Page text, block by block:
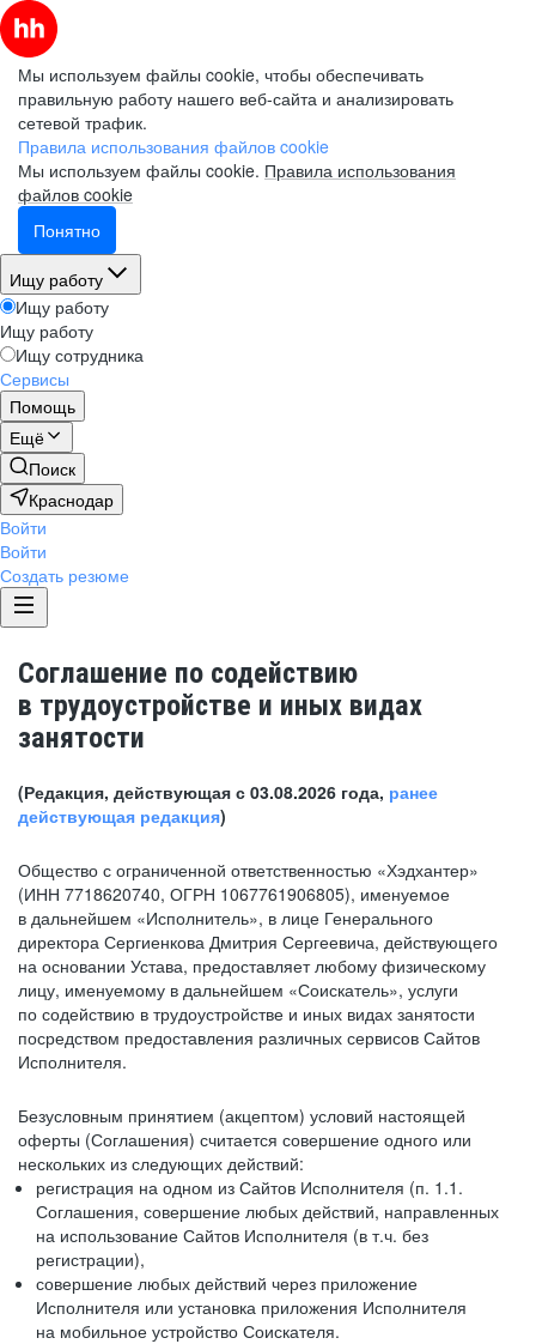
Мы используем файлы cookie, чтобы обеспечивать
правильную работу нашего веб-сайта и анализировать
сетевой трафик.
Правила использования файлов cookie
Мы используем файлы cookie. Правила использования
файлов cookie
Понятно
Ищу работу
Ищу работу
Ищу работу
Ищу сотрудника
Сервисы
Помощь
Ещё
Поиск
Краснодар
Войти
Войти
Создать резюме
Соглашение по содействию
в трудоустройстве и иных видах
занятости
(Редакция, действующая с 03.08.2026 года, ранее
действующая редакция)
Общество с ограниченной ответственностью «Хэдхантер»
(ИНН 7718620740, ОГРН 1067761906805), именуемое
в дальнейшем «Исполнитель», в лице Генерального
директора Сергиенкова Дмитрия Сергеевича, действующего
на основании Устава, предоставляет любому физическому
лицу, именуемому в дальнейшем «Соискатель», услуги
по содействию в трудоустройстве и иных видах занятости
посредством предоставления различных сервисов Сайтов
Исполнителя.
Безусловным принятием (акцептом) условий настоящей
оферты (Соглашения) считается совершение одного или
нескольких из следующих действий:
регистрация на одном из Сайтов Исполнителя (п. 1.1.
Соглашения, совершение любых действий, направленных
на использование Сайтов Исполнителя (в т.ч. без
регистрации),
совершение любых действий через приложение
Исполнителя или установка приложения Исполнителя
на мобильное устройство Соискателя.